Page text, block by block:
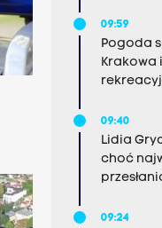
09:59
Pogoda
Krakowa
09:40
Lidia
choć
09:24